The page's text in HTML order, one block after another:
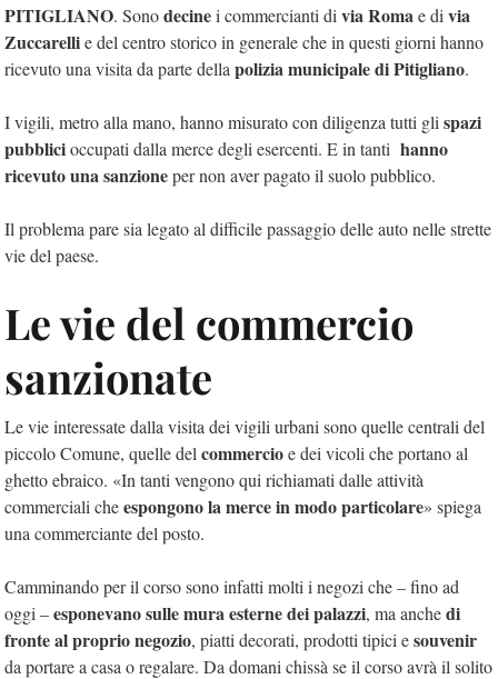
PITIGLIANO. Sonodecinei commercianti di via Romae di via
Zuccarellie del centro storico in generale che in questi giorni hanno
ricevuto una visita da parte della polizia municipale di Pitigliano.
I vigili, metro alla mano, hanno misurato con diligenza tutti gli spazi
pubblicioccupati dalla merce degli esercenti. E in tanti hanno
ricevuto una sanzioneper non aver pagato il suolo pubblico.
Il problema pare sia legato al difficile passaggio delle auto nelle strette
vie del paese.
Le vie del commercio
sanzionate
Le vie interessate dalla visita dei vigili urbani sono quelle centrali del
piccolo Comune, quelle del commercioe dei vicoli che portano al
ghetto ebraico. «In tanti vengono qui richiamati dalle attività
commerciali cheespongono la merce in modo particolare» spiega
una commerciante del posto.
Camminando per il corso sono infatti molti i negozi che – fino ad
oggi –esponevano sulle mura esterne dei palazzi, ma anchedi
fronte al proprio negozio, piatti decorati, prodotti tipici esouvenir
da portare a casa o regalare. Da domani chissà se il corso avrà il solito